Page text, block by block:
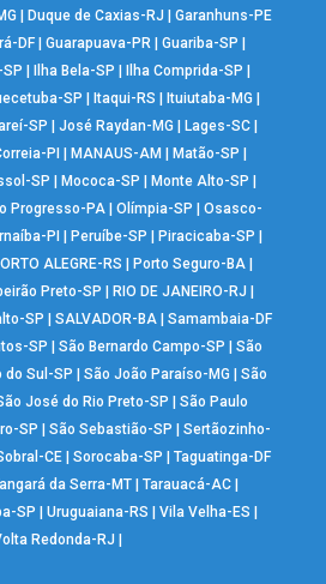
Duque de Caxias-RJ
Garanhuns-PE
DF| Guarapuava-PR| Guariba-SP
SP Ilha Bela-SP Ilha Comprida-SP
SP Itaqui-RS Ituiutaba-MG
SP José Raydan-MG Lages-SC|
PI MANAUS-AM Matão-SP
SP Mococa-SP Monte Alto-SP
Progresso-PA |Olímpia-SP |Osasco-
PI Peruíbe-SP Piracicaba-SP
ALEGRE-RS Porto Seguro-BA
Preto-SP RIO DE JANEIRO-RJ
SP SALVADOR-BA| Samambaia-DF
SP |São Bernardo Campo-SP |São
do Sul-SP |São João Paraíso-MG |São
José do Rio Preto-SP |São Paulo
SP |São Sebastião-SP |Sertãozinho-
CE |Sorocaba-SP |Taguatinga-DF
da Serra-MT| Tarauacá-AC|
SP |Uruguaiana-RS |Vila Velha-ES
Redonda-RJ